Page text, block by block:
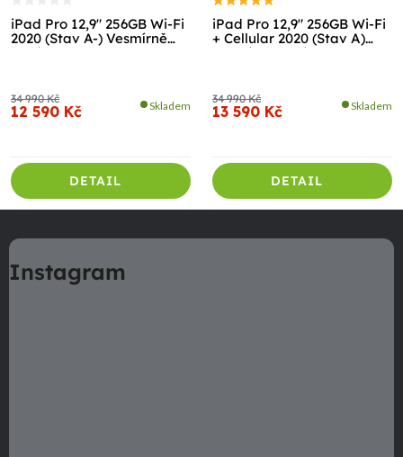
iPad Pro 12,9" 256GB Wi-Fi
2020 (Stav A-) Vesmírně
šedá
34 990 Kč
12 590 Kč Skladem
DETAIL
iPad Pro 12,9" 256GB Wi-Fi
+ Cellular 2020 (Stav A)
Vesmírně šedá
34 990 Kč
13 590 Kč Skladem
DETAIL
á
pInstagram